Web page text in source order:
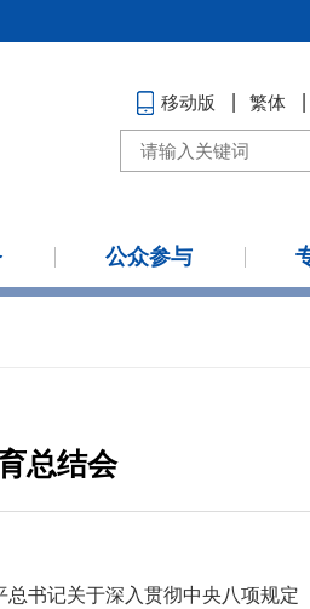
移动版 繁体
公众参与
总结会
书记关于深入贯彻中央八项规定